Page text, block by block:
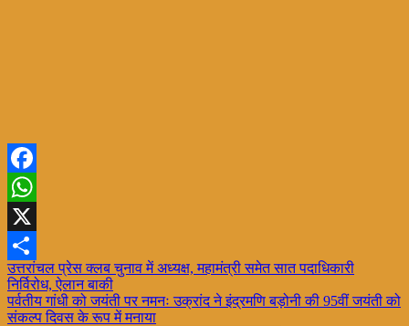
Facebook
WhatsApp
X
Share
Post
navigation
उत्तरांचल प्रेस क्लब चुनाव में अध्यक्ष, महामंत्री समेत सात पदाधिकारी
निर्विरोध, ऐलान बाकी
पर्वतीय गांधी को जयंती पर नमनः उक्रांद ने इंद्रमणि बड़ोनी की 95वीं जयंती को
संकल्प दिवस के रूप में मनाया